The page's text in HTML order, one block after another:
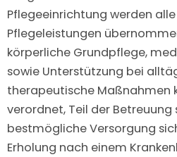
Pflegeeinrichtung werden
Pflegeleistungen
körperliche Grundpflege,
sowie Unterstützung bei
therapeutische Maßnahmen
verordnet, Teil der Betreuung
bestmögliche Versorgung
Erholung nach einem